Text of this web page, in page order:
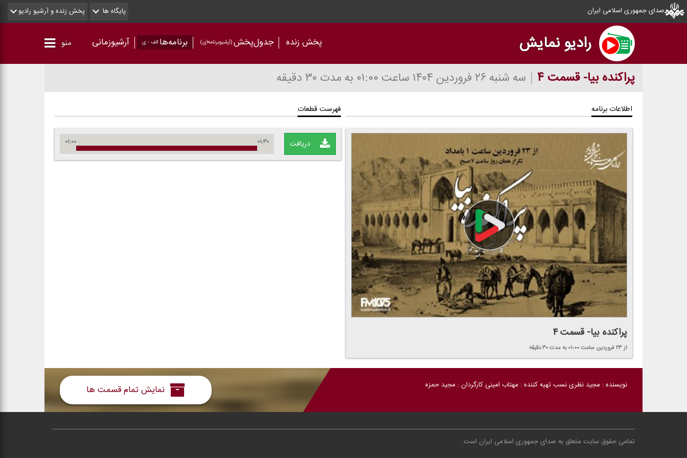
صدای جمهوری اسلامی ایران پایگاه ها پخش زنده و آرشیو رادیو
رادیو نمایش پخش زنده جدول‌پخش(آرشیو‌برنامه‌ای) برنامه‌ها الف - ی آرشیوزمانی منو
پراكنده بیا- قسمت ۴ سه شنبه ۲۶ فروردین ۱۴۰۴ ساعت ۰۱:۰۰ به مدت ۳۰ دقیقه
اطلاعات برنامه
پراكنده بیا- قسمت ۴
از ۲۳ فروردین ساعت ۰۱:۰۰ به مدت ۳۰ دقیقه
فهرست قطعات
دریافت ۰۱:۰۰ ۰۱:۳۰
نویسنده : مجید نظری نسب تهیه كننده : مهتاب امینی كارگردان : مجید حمزه نمایش تمام قسمت ها
تمامی حقوق سایت متعلق به صدای جمهوری اسلامی ایران است.